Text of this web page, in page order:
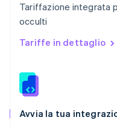
Tariffazione integrata
occulti
Tariffe in dettaglio
Avvia la tua
English
Romania
English
Slovacchia
Slovenia
English Italiano